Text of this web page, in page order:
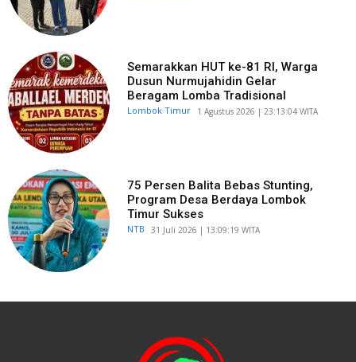
Semarakkan HUT ke-81 RI, Warga
Dusun Nurmujahidin Gelar
Beragam Lomba Tradisional
Lombok Timur ​1 Agustus 2026 | 23:13:04 WITA
75 Persen Balita Bebas Stunting,
Program Desa Berdaya Lombok
Timur Sukses
NTB ​31 Juli 2026 | 13:09:19 WITA